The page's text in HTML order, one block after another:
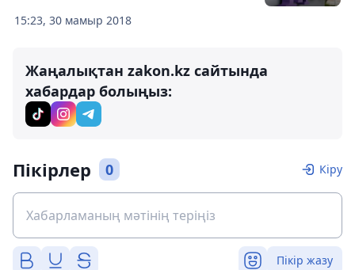
15:23, 30 мамыр 2018
Жаңалықтан zakon.kz сайтында
хабардар болыңыз:
Пікірлер 0 Кіру
Пікір жазу